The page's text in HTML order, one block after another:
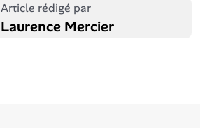
Article rédigé par
Laurence Mercier